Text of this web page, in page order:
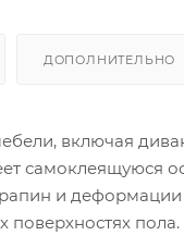
ДОПОЛНИТЕЛЬНО
включая
самоклеящуюся
и
поверхностях пола.